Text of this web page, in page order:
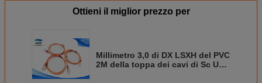
Ottieni il miglior prezzo per
Millimetro 3,0 di DX LSXH del PVC
2M della toppa dei cavi di Sc UPC